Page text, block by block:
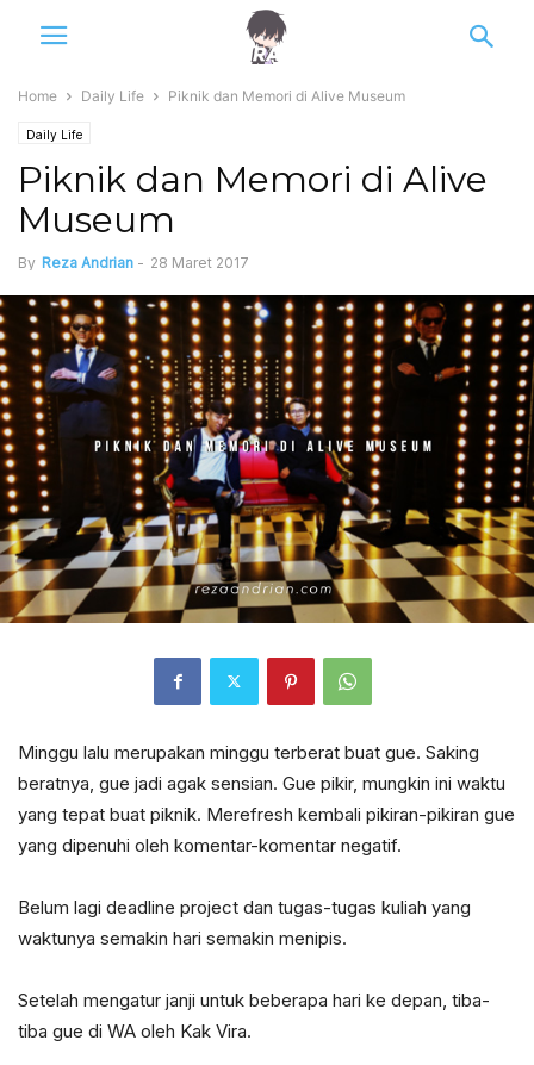
Home Daily Life Piknik dan Memori di Alive Museum
Daily Life
Piknik dan Memori di Alive
Museum
By Reza Andrian - 28 Maret 2017
Minggu lalu merupakan minggu terberat buat gue. Saking
beratnya, gue jadi agak sensian. Gue pikir, mungkin ini waktu
yang tepat buat piknik. Merefresh kembali pikiran-pikiran gue
yang dipenuhi oleh komentar-komentar negatif.
Belum lagi deadline project dan tugas-tugas kuliah yang
waktunya semakin hari semakin menipis.
Setelah mengatur janji untuk beberapa hari ke depan, tiba-
tiba gue di WA oleh Kak Vira.